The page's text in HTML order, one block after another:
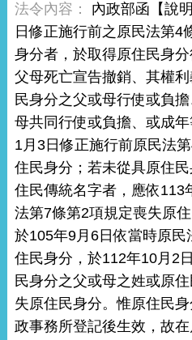
內政部函【說
日修正施行前之原民法第4
身分者，於取得原住民身
父母死亡宣告撤銷、其權
民身分之父或母行使或負
母共同行使或負擔、或成
1月3日修正施行前原民法
住民身分；若未從具原住
住民傳統名字者，應依113
法第7條第2項規定喪失原
於105年9月6日依當時原
住民身分，於112年10月2
民身分之父或母之姓或原
失原住民身分。惟原住民
政事務所登記後生效，故